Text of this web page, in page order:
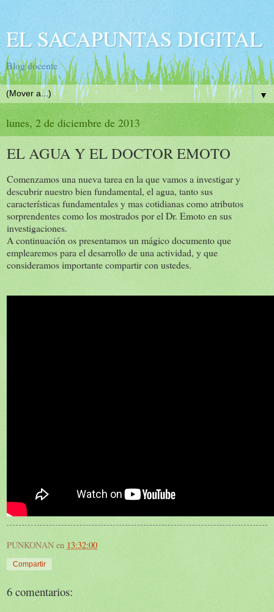
EL SACAPUNTAS DIGITAL
Blog docente
▼
lunes, 2 de diciembre de 2013
EL AGUA Y EL DOCTOR EMOTO
Comenzamos una nueva tarea en la que vamos a investigar y
descubrir nuestro bien fundamental, el agua, tanto sus
características fundamentales y mas cotidianas como atributos
sorprendentes como los mostrados por el Dr. Emoto en sus
investigaciones.
A continuación os presentamos un mágico documento que
emplearemos para el desarrollo de una actividad, y que
consideramos importante compartir con ustedes.
PUNKONAN en 13:32:00
Compartir
6 comentarios: